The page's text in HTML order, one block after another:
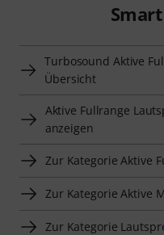
Turbosound Aktive
Übersicht
Aktive Fullrange
anzeigen
Zur Kategorie Aktive
Zur Kategorie Aktive
Zur Kategorie